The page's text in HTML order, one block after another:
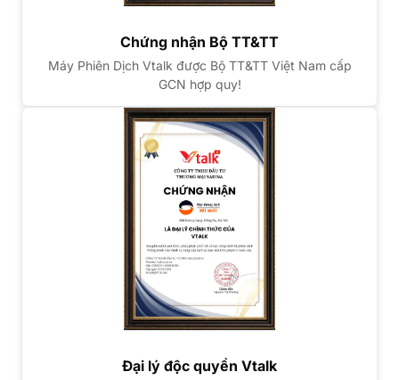
Chứng nhận Bộ TT&TT
Máy Phiên Dịch Vtalk được Bộ TT&TT Việt Nam cấp
GCN hợp quy!
Đại lý độc quyền Vtalk